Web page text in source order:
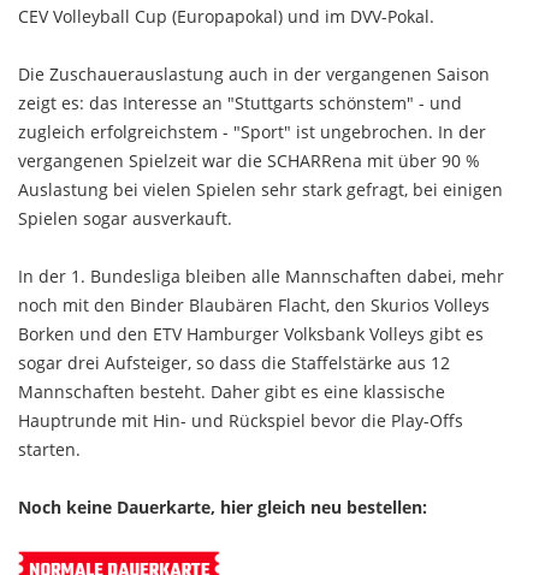
CEV Volleyball Cup (Europapokal) und im DVV-Pokal.
Die Zuschauerauslastung auch in der vergangenen Saison
zeigt es: das Interesse an "Stuttgarts schönstem" - und
zugleich erfolgreichstem - "Sport" ist ungebrochen. In der
vergangenen Spielzeit war die SCHARRena mit über 90 %
Auslastung bei vielen Spielen sehr stark gefragt, bei einigen
Spielen sogar ausverkauft.
In der 1. Bundesliga bleiben alle Mannschaften dabei, mehr
noch mit den Binder Blaubären Flacht, den Skurios Volleys
Borken und den ETV Hamburger Volksbank Volleys gibt es
sogar drei Aufsteiger, so dass die Staffelstärke aus 12
Mannschaften besteht. Daher gibt es eine klassische
Hauptrunde mit Hin- und Rückspiel bevor die Play-Offs
starten.
Noch keine Dauerkarte, hier gleich neu bestellen: